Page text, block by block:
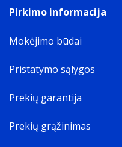
Pirkimo informacija
Mokėjimo būdai
Pristatymo sąlygos
Prekių garantija
Prekių grąžinimas